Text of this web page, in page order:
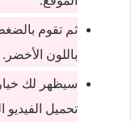
باللون الأخضر.
سيظهر لك
تحميل الفيديو